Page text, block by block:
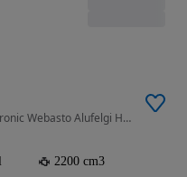
2200 cm3 • 165 KM • L4H2 Maxi Klimatronic Webasto Alufelgi HAK:3t 165KM 12.2021r.
2200 cm3